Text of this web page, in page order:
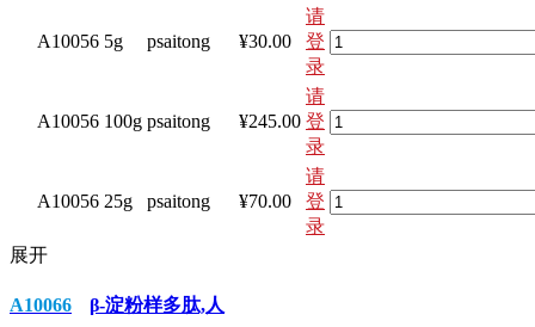
A10056 5g psaitong ¥30.00
请
登
录
A10056 100g psaitong ¥245.00
请
登
录
A10056 25g psaitong ¥70.00
请
登
录
展开
A10066 β-淀粉样多肽,人